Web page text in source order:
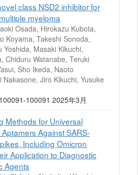
class NSD2 inhibitor for
myeloma
Osada, Hirokazu Kubota,
Koyama, Takeshi Sonoda,
Yoshida, Masaki Kikuchi,
Chiduru Watanabe, Teruki
Sho Ikeda, Naoto
Nakasone, Jiro Kikuchi, Yusuke
100091 2025年3月
Methods for Universal
Against SARS-
Including Omicron
Application to Diagnostic
Agents